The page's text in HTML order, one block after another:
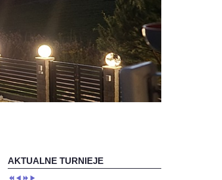
AKTUALNE TURNIEJE